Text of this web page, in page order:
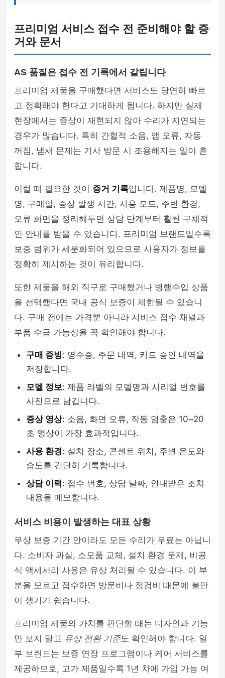
프리미엄 서비스 접수 전 준비해야 할 증
거와 문서
AS 품질은 접수 전 기록에서 갈립니다
프리미엄 제품을 구매했다면 서비스도 당연히 빠르
고 정확해야 한다고 기대하게 됩니다. 하지만 실제
현장에서는 증상이 재현되지 않아 수리가 지연되는
경우가 많습니다. 특히 간헐적 소음, 앱 오류, 자동
꺼짐, 냄새 문제는 기사 방문 시 조용해지는 일이 흔
합니다.
이럴 때 필요한 것이 증거 기록입니다. 제품명, 모델
명, 구매일, 증상 발생 시간, 사용 모드, 주변 환경,
오류 화면을 정리해두면 상담 단계부터 훨씬 구체적
인 안내를 받을 수 있습니다. 프리미엄 브랜드일수록
보증 범위가 세분화되어 있으므로 사용자가 정보를
정확히 제시하는 것이 유리합니다.
또한 제품을 해외 직구로 구매했거나 병행수입 상품
을 선택했다면 국내 공식 보증이 제한될 수 있습니
다. 구매 전에는 가격뿐 아니라 서비스 접수 채널과
부품 수급 가능성을 꼭 확인해야 합니다.
구매 증빙: 영수증, 주문 내역, 카드 승인 내역을
저장합니다.
모델 정보: 제품 라벨의 모델명과 시리얼 번호를
사진으로 남깁니다.
증상 영상: 소음, 화면 오류, 작동 멈춤은 10~20
초 영상이 가장 효과적입니다.
사용 환경: 설치 장소, 콘센트 위치, 주변 온도와
습도를 간단히 기록합니다.
상담 이력: 접수 번호, 상담 날짜, 안내받은 조치
내용을 메모합니다.
서비스 비용이 발생하는 대표 상황
무상 보증 기간 안이라도 모든 수리가 무료는 아닙니
다. 소비자 과실, 소모품 교체, 설치 환경 문제, 비공
식 액세서리 사용은 유상 처리될 수 있습니다. 이 부
분을 모르고 접수하면 방문비나 점검비 때문에 불만
이 생기기 쉽습니다.
프리미엄 제품의 가치를 판단할 때는 디자인과 기능
만 보지 말고 유상 전환 기준도 확인해야 합니다. 일
부 브랜드는 보증 연장 프로그램이나 케어 서비스를
제공하므로, 고가 제품일수록 1년 차에 가입 가능 여